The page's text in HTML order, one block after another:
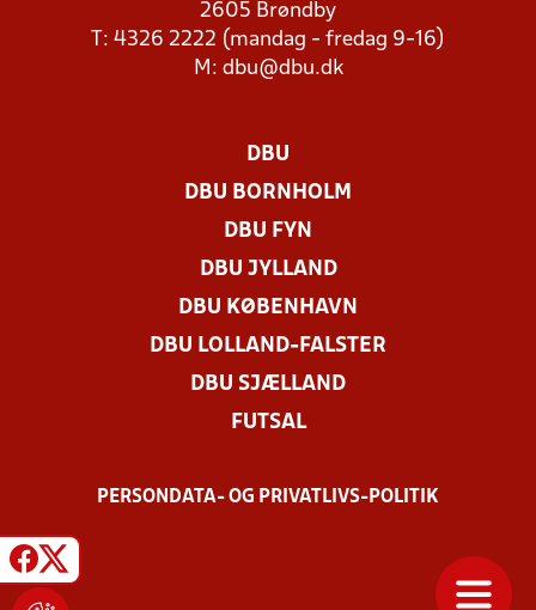
2605 Brøndby
T: 4326 2222 (mandag - fredag 9-16)
M: dbu@dbu.dk
DBU
DBU BORNHOLM
DBU FYN
DBU JYLLAND
DBU KØBENHAVN
DBU LOLLAND-FALSTER
DBU SJÆLLAND
FUTSAL
PERSONDATA- OG PRIVATLIVS-POLITIK